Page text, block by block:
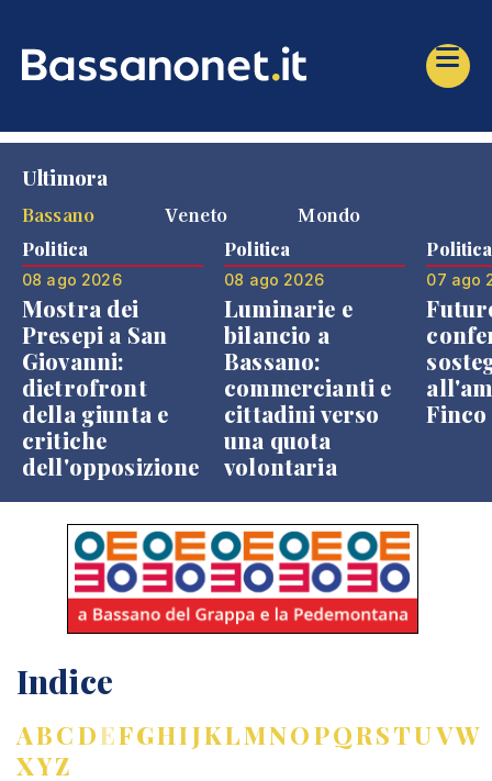
Ultimora
Bassano
Veneto Mondo
Politica
08 ago 2026
Mostra dei
Presepi a San
Giovanni:
dietrofront
della giunta e
critiche
dell'opposizione
Politica
08 ago 2026
Luminarie e
bilancio a
Bassano:
commercianti e
cittadini verso
una quota
volontaria
Politica
07 ago
Finco
Indice
ABCDEFGHIJKLMNOPQRSTUVW
XYZ